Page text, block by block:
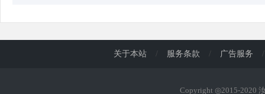
关于本站 / 服务条款 / 广告服务 /
Copyright ◎2015-2020